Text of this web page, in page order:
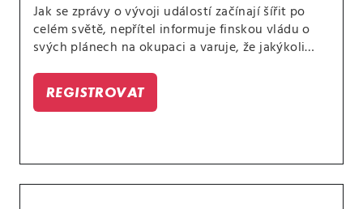
Jak se zprávy o vývoji událostí začínají šířit po
celém světě, nepřítel informuje finskou vládu o
svých plánech na okupaci a varuje, že jakýkoli
členů rodiny prezidenta Saarista, je v podstatě
drženo jako rukojmí v okupované oblasti.
REGISTROVAT